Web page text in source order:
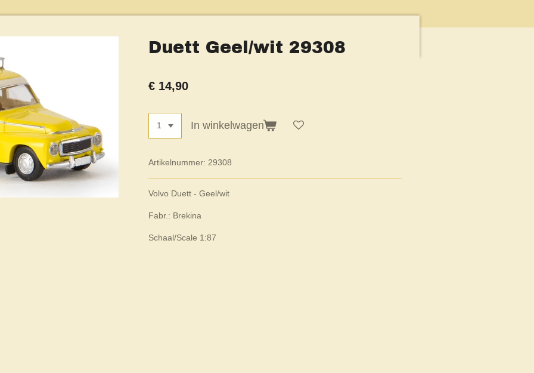
Duett Geel/wit 29308
€ 14,90
In winkelwagen
Artikelnummer: 29308
Volvo Duett - Geel/wit
Fabr.: Brekina
Schaal/Scale 1:87